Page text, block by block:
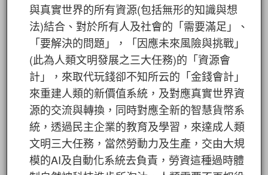
與真實世界的所有資源(包括無形的知識與想
法)結合、對於所有人及社會的「需要滿足」、
「要解決的問題」，「因應未來風險與挑戰」
(此為人類文明發展之三大任務)的「資源會
計」，來取代玩錢卻不知所云的「金錢會計」
來重建人類的新價值系統，及對應真實世界資
源的交流與轉換，同時對應全新的智慧貨幣系
統，透過民主企業的教育及學習，來達成人類
文明三大任務，當然勞動力及生產，交由大規
模的AI及自動化系統去負責，勞資這種過時體